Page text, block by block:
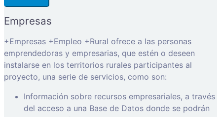
Empresas
+Empresas +Empleo +Rural ofrece a las personas
emprendedoras y empresarias, que estén o deseen
instalarse en los territorios rurales participantes al
proyecto, una serie de servicios, como son:
Información sobre recursos empresariales, a través
del acceso a una Base de Datos donde se podrán